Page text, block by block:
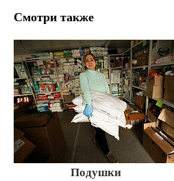
Смотри также
Подушки